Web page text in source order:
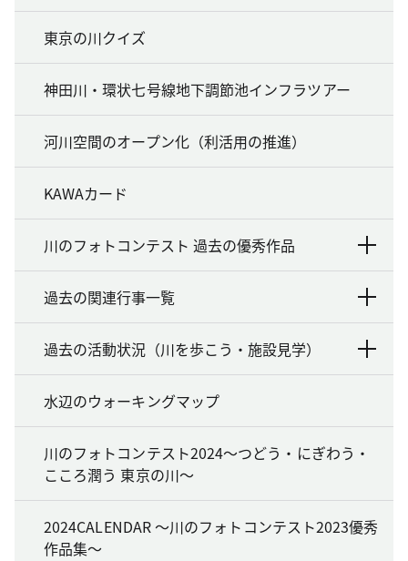
東京の川クイズ
神田川・環状七号線地下調節池インフラツアー
河川空間のオープン化（利活用の推進）
KAWAカード
川のフォトコンテスト 過去の優秀作品
過去の関連行事一覧
過去の活動状況（川を歩こう・施設見学）
水辺のウォーキングマップ
川のフォトコンテスト2024～つどう・にぎわう・
こころ潤う 東京の川～
2024CALENDAR ～川のフォトコンテスト2023優秀
作品集～